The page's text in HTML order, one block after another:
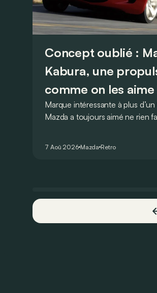
Concept oublié :
Kabura, une
comme on les aime
Marque intéressante à plus d’un
Mazda a toujours aimé ne rien
7 Aoû 2026 Mazda Retro